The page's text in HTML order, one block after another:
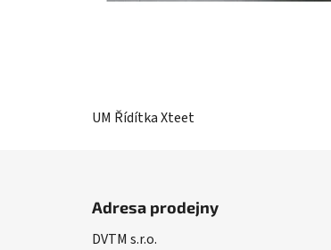
UM Řídítka Xteet
Adresa prodejny
DVTM s.r.o.